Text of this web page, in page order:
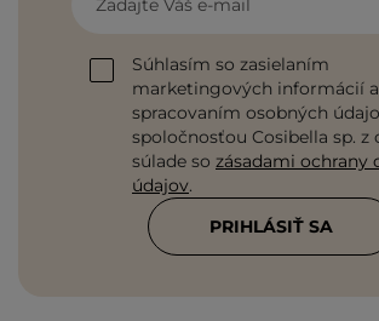
Zadajte Váš e-mail
Súhlasím so zasielaním
marketingových informácií
spracovaním osobných
spoločnosťou Cosibella sp. z
súlade so zásadami ochrany
údajov.
PRIHLÁSIŤ SA